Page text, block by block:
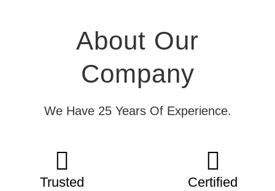
About Our
Company
We Have 25 Years Of Experience.
Trusted
Certified